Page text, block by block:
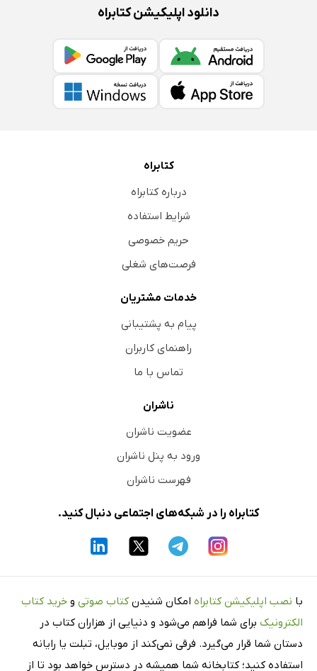
دانلود اپلیکیشن کتابراه
کتابراه
درباره کتابراه
شرایط استفاده
حریم خصوصی
فرصت‌های شغلی
خدمات مشتریان
پیام به پشتیبانی
راهنمای کاربران
تماس با ما
ناشران
عضویت ناشران
ورود به پنل ناشران
فهرست ناشران
کتابراه را در شبکه‌های اجتماعی دنبال کنید.
با نصب اپلیکیشن کتابراه امکان شنیدن کتاب صوتی و خرید کتاب
الکترونیک برای شما فراهم می‌شود و دنیایی از هزاران کتاب در
دستان شما قرار می‌گیرد. فرقی نمی‌کند از موبایل، تبلت یا رایانه
استفاده کنید؛ کتابخانه شما همیشه در دسترس خواهد بود تا از